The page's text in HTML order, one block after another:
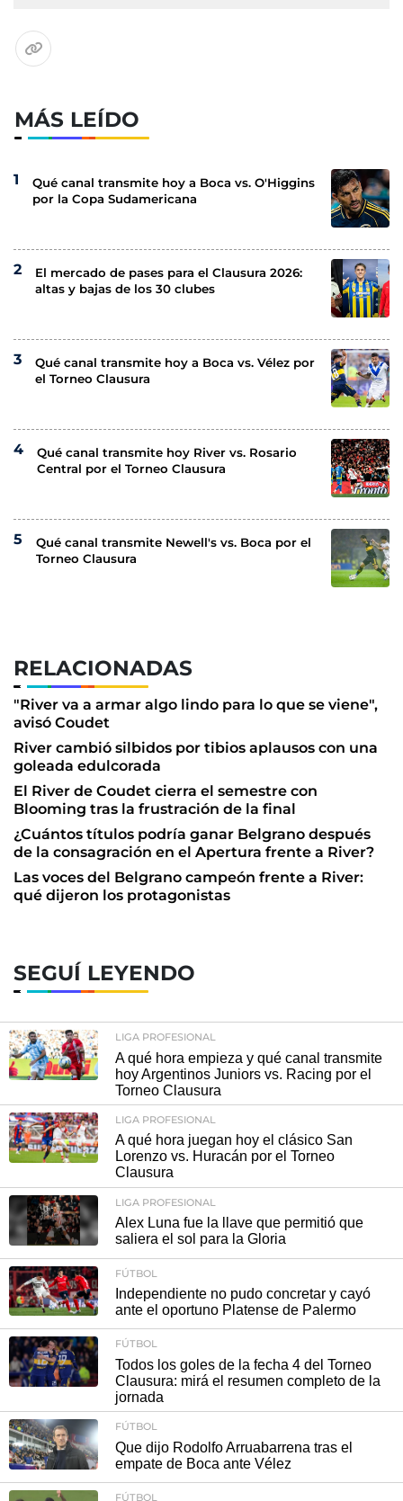
RELACIONADAS
"River va a armar algo lindo para lo que se viene",
avisó Coudet
River cambió silbidos por tibios aplausos con una
goleada edulcorada
El River de Coudet cierra el semestre con
Blooming tras la frustración de la final
¿Cuántos títulos podría ganar Belgrano después
de la consagración en el Apertura frente a River?
Las voces del Belgrano campeón frente a River:
qué dijeron los protagonistas
MÁS LEÍDO
Qué canal transmite hoy a Boca vs. O'Higgins
por la Copa Sudamericana
El mercado de pases para el Clausura 2026:
altas y bajas de los 30 clubes
Qué canal transmite hoy a Boca vs. Vélez por
el Torneo Clausura
Qué canal transmite hoy River vs. Rosario
Central por el Torneo Clausura
Qué canal transmite Newell's vs. Boca por el
Torneo Clausura
SEGUÍ LEYENDO
LIGA PROFESIONAL
A qué hora empieza y qué canal transmite
hoy Argentinos Juniors vs. Racing por el
Torneo Clausura
LIGA PROFESIONAL
A qué hora juegan hoy el clásico San
Lorenzo vs. Huracán por el Torneo
Clausura
LIGA PROFESIONAL
Alex Luna fue la llave que permitió que
saliera el sol para la Gloria
FÚTBOL
Independiente no pudo concretar y cayó
ante el oportuno Platense de Palermo
FÚTBOL
Todos los goles de la fecha 4 del Torneo
Clausura: mirá el resumen completo de la
jornada
FÚTBOL
Que dijo Rodolfo Arruabarrena tras el
empate de Boca ante Vélez
FÚTBOL